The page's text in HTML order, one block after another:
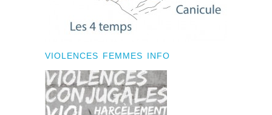
VIOLENCES FEMMES INFO